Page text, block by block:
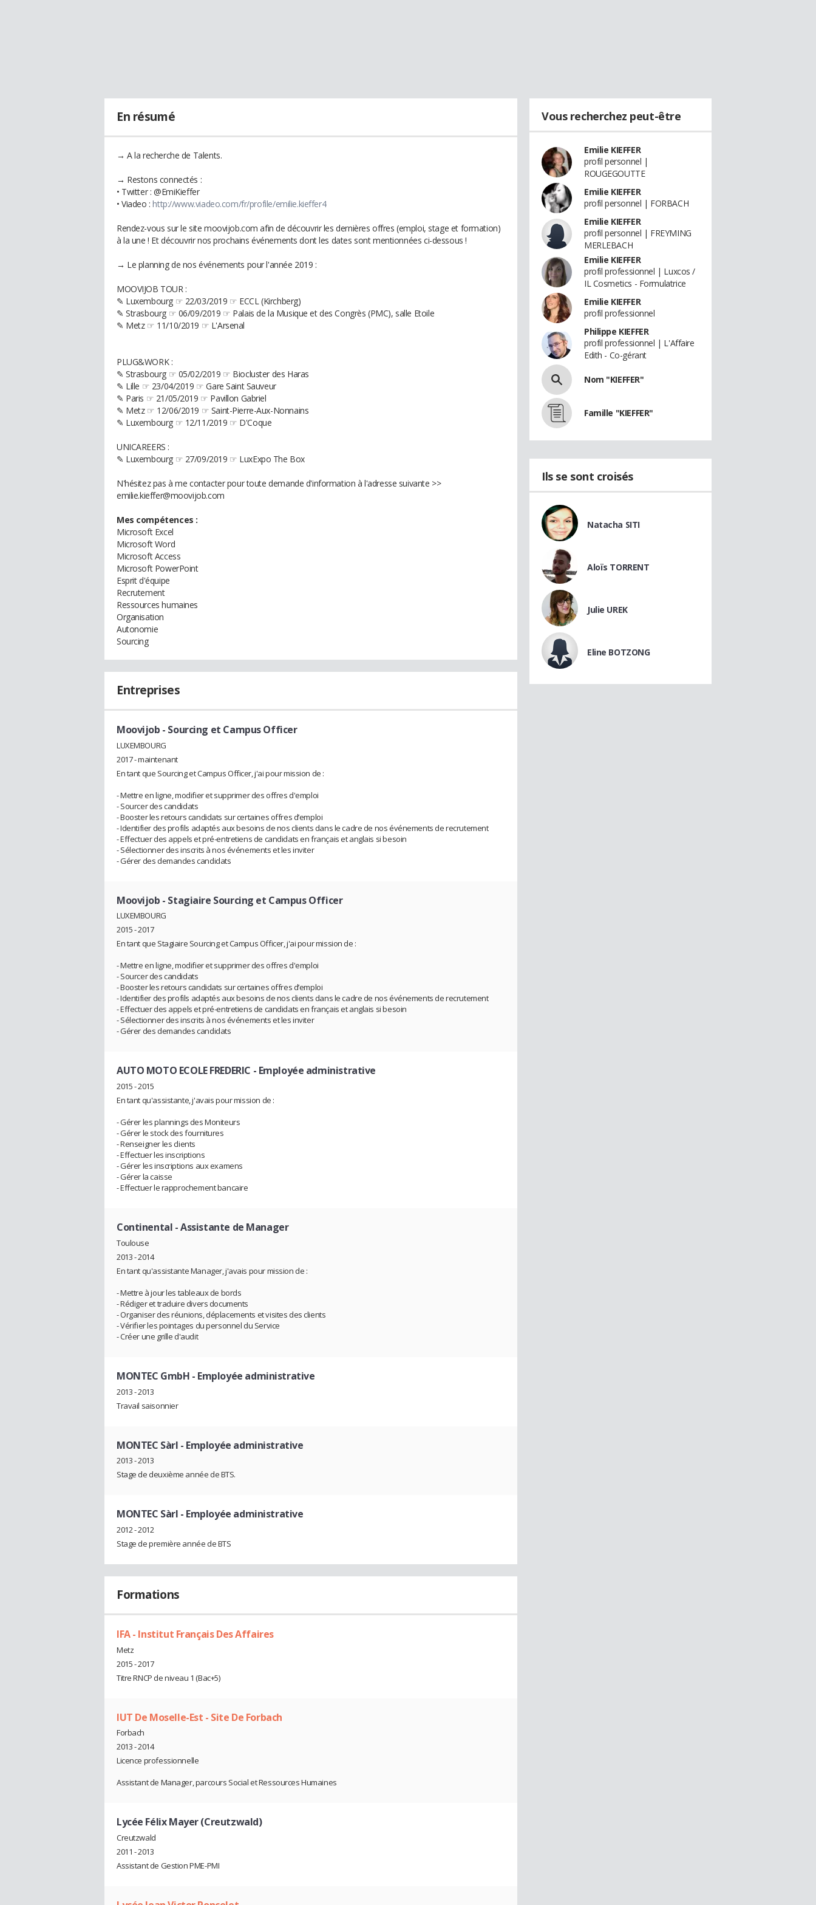
En résumé
→ A la recherche de Talents.
→ Restons connectés :
• Twitter : @EmiKieffer
• Viadeo :http://www.viadeo.com/fr/profile/emilie.kieffer4
Rendez-vous sur le site moovijob.com afin de découvrir les dernières offres (emploi, stage et formation)
à la une ! Et découvrir nos prochains événements dont les dates sont mentionnées ci-dessous !
→ Le planning de nos événements pour l'année 2019 :
MOOVIJOB TOUR :
✎ Luxembourg ☞ 22/03/2019 ☞ ECCL (Kirchberg)
✎ Strasbourg ☞ 06/09/2019 ☞ Palais de la Musique et des Congrès (PMC), salle Etoile
✎ Metz ☞ 11/10/2019 ☞ L'Arsenal
PLUG&WORK :
✎ Strasbourg ☞ 05/02/2019 ☞ Biocluster des Haras
✎ Lille ☞ 23/04/2019 ☞ Gare Saint Sauveur
✎ Paris ☞ 21/05/2019 ☞ Pavillon Gabriel
✎ Metz ☞ 12/06/2019 ☞ Saint-Pierre-Aux-Nonnains
✎ Luxembourg ☞ 12/11/2019 ☞ D'Coque
UNICAREERS :
✎ Luxembourg ☞ 27/09/2019 ☞ LuxExpo The Box
N'hésitez pas à me contacter pour toute demande d'information à l'adresse suivante >>
emilie.kieffer@moovijob.com
Mes compétences :
Microsoft Excel
Microsoft Word
Microsoft Access
Microsoft PowerPoint
Esprit d'équipe
Recrutement
Ressources humaines
Organisation
Autonomie
Sourcing
Entreprises
Moovijob - Sourcing et Campus Officer
LUXEMBOURG
2017 - maintenant
En tant que Sourcing et Campus Officer, j'ai pour mission de :
- Mettre en ligne, modifier et supprimer des offres d'emploi
- Sourcer des candidats
- Booster les retours candidats sur certaines offres d’emploi
- Identifier des profils adaptés aux besoins de nos clients dans le cadre de nos événements de recrutement
- Effectuer des appels et pré-entretiens de candidats en français et anglais si besoin
- Sélectionner des inscrits à nos événements et les inviter
- Gérer des demandes candidats
Moovijob - Stagiaire Sourcing et Campus Officer
LUXEMBOURG
2015 - 2017
En tant que Stagiaire Sourcing et Campus Officer, j'ai pour mission de :
- Mettre en ligne, modifier et supprimer des offres d'emploi
- Sourcer des candidats
- Booster les retours candidats sur certaines offres d’emploi
- Identifier des profils adaptés aux besoins de nos clients dans le cadre de nos événements de recrutement
- Effectuer des appels et pré-entretiens de candidats en français et anglais si besoin
- Sélectionner des inscrits à nos événements et les inviter
- Gérer des demandes candidats
AUTO MOTO ECOLE FREDERIC - Employée administrative
2015 - 2015
En tant qu'assistante, j'avais pour mission de :
- Gérer les plannings des Moniteurs
- Gérer le stock des fournitures
- Renseigner les clients
- Effectuer les inscriptions
- Gérer les inscriptions aux examens
- Gérer la caisse
- Effectuer le rapprochement bancaire
Continental - Assistante de Manager
Toulouse
2013 - 2014
En tant qu'assistante Manager, j'avais pour mission de :
- Mettre à jour les tableaux de bords
- Rédiger et traduire divers documents
- Organiser des réunions, déplacements et visites des clients
- Vérifier les pointages du personnel du Service
- Créer une grille d'audit
MONTEC GmbH - Employée administrative
2013 - 2013
Travail saisonnier
MONTEC Sàrl - Employée administrative
2013 - 2013
Stage de deuxième année de BTS.
MONTEC Sàrl - Employée administrative
2012 - 2012
Stage de première année de BTS
Formations
IFA - Institut Français Des Affaires
Metz
2015 - 2017
Titre RNCP de niveau 1 (Bac+5)
IUT De Moselle-Est - Site De Forbach
Forbach
2013 - 2014
Licence professionnelle
Assistant de Manager, parcours Social et Ressources Humaines
Lycée Félix Mayer (Creutzwald)
Creutzwald
2011 - 2013
Assistant de Gestion PME-PMI
Vous recherchez peut-être
Emilie KIEFFER
profil personnel |
ROUGEGOUTTE
Emilie KIEFFER
profil personnel | FORBACH
Emilie KIEFFER
profil personnel | FREYMING
MERLEBACH
Emilie KIEFFER
profil professionnel | Luxcos /
IL Cosmetics - Formulatrice
Emilie KIEFFER
profil professionnel
Philippe KIEFFER
profil professionnel | L'Affaire
Edith - Co-gérant
Nom "KIEFFER"
Famille "KIEFFER"
Ils se sont croisés
Natacha SITI
Aloïs TORRENT
Julie UREK
Eline BOTZONG